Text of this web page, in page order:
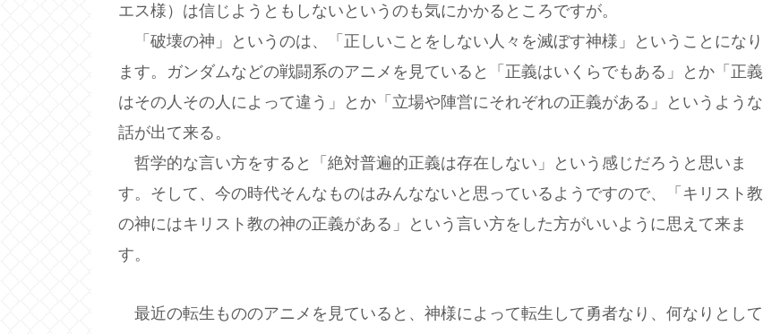
エス様）は信じようともしないというのも気にかかるところですが。
「破壊の神」というのは、「正しいことをしない人々を滅ぼす神様」ということになり
ます。ガンダムなどの戦闘系のアニメを見ていると「正義はいくらでもある」とか「正義
はその人その人によって違う」とか「立場や陣営にそれぞれの正義がある」というような
話が出て来る。
哲学的な言い方をすると「絶対普遍的正義は存在しない」という感じだろうと思いま
す。そして、今の時代そんなものはみんなないと思っているようですので、「キリスト教
の神にはキリスト教の神の正義がある」という言い方をした方がいいように思えて来ま
す。
最近の転生もののアニメを見ていると、神様によって転生して勇者なり、何なりとして